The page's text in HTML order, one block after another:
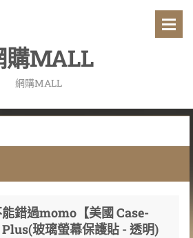
購MALL
網購MALL
錯過momo【美國 Case-
玻璃螢幕保護貼 - 透明)